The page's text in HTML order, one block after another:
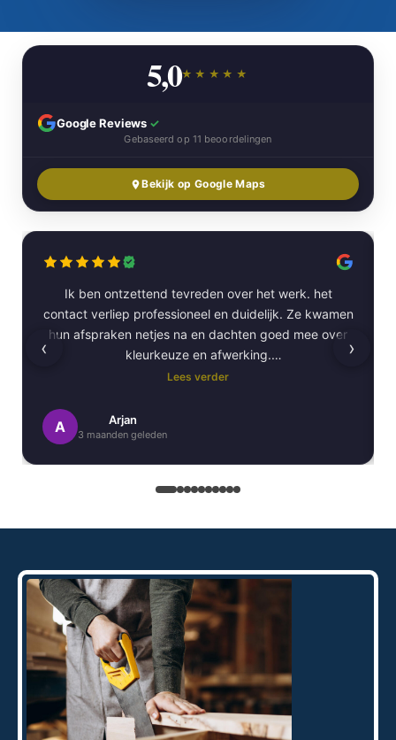
5,0★★★★★
Google Reviews ✓
Gebaseerd op 11 beoordelingen
Bekijk op Google Maps
Ik ben ontzettend tevreden over het werk. het
contact verliep professioneel en duidelijk. Ze kwamen
hun afspraken netjes na en dachten goed mee over
kleurkeuze en afwerking.
uitgevoerd. Alles is strak afgewerkt en ze werkten
netjes en zorgvuldig, met oog voor detail. .
Lees verder
A Arjan
3 maanden geleden
‹ ›